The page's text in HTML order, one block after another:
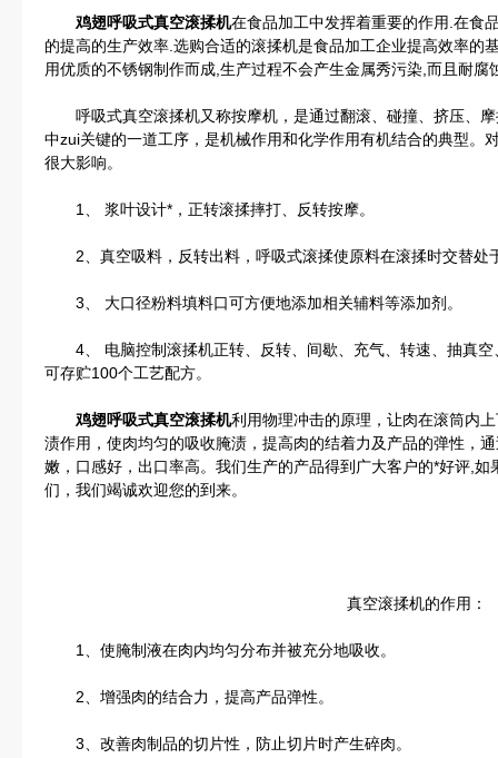
鸡翅呼吸式真空滚揉机在食品加工中发挥着重要的作用.在食
的提高的生产效率.选购合适的滚揉机是食品加工企业提高效率的
用优质的不锈钢制作而成,生产过程不会产生金属秀污染,而且耐腐
呼吸式真空滚揉机又称按摩机，是通过翻滚、碰撞、挤压、摩
中zui关键的一道工序，是机械作用和化学作用有机结合的典型。
很大影响。
1、 浆叶设计*，正转滚揉摔打、反转按摩。
2、真空吸料，反转出料，呼吸式滚揉使原料在滚揉时交替处
3、 大口径粉料填料口可方便地添加相关辅料等添加剂。
4、 电脑控制滚揉机正转、反转、间歇、充气、转速、抽真空
可存贮100个工艺配方。
鸡翅呼吸式真空滚揉机利用物理冲击的原理，让肉在滚筒内
渍作用，使肉均匀的吸收腌渍，提高肉的结着力及产品的弹性，
嫩，口感好，出口率高。我们生产的产品得到广大客户的*好评,
们，我们竭诚欢迎您的到来。
真空滚揉机的作用：
1、使腌制液在肉内均匀分布并被充分地吸收。
2、增强肉的结合力，提高产品弹性。
3、改善肉制品的切片性，防止切片时产生碎肉。